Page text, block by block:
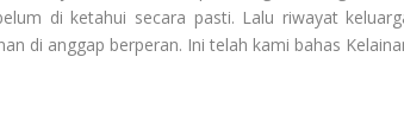
di ketahui secara pasti. Lalu riwayat
di anggap berperan. Ini telah kami bahas